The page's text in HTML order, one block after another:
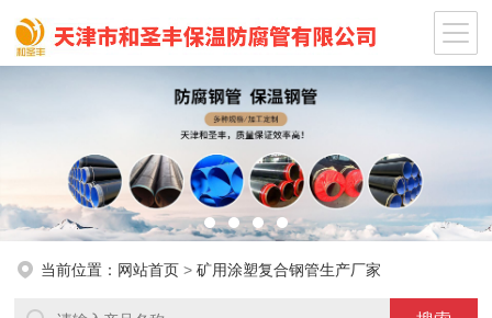
当前位置： 网站首页 > 矿用涂塑复合钢管生产厂家